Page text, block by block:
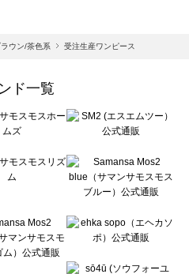
イサマンサモスモス）の一覧
ブルー）の一覧
の一覧
覧
ラウン/茶色系 受注生産ワンピース
ド一覧